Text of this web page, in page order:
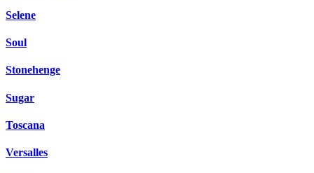
Selene
Soul
Stonehenge
Sugar
Toscana
Versalles